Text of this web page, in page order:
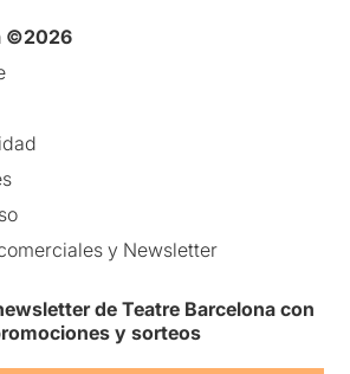
©2026
y Newsletter
de Teatre Barcelona con
y sorteos